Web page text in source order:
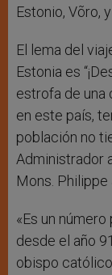
Estonio, Võro,
El lema del
Estonia es
estrofa de una
en este país,
población no
Administrador
Mons. Philippe
«Es un
desde el año
obispo